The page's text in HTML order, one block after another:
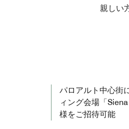
親しい
パロアルト中心街
ィング会場「
様をご招待可能